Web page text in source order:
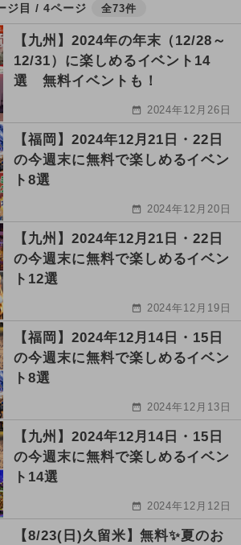
ジ目 / 4ページ 全73件
【九州】2024年の年末（12/28～
12/31）に楽しめるイベント14
選 無料イベントも！
2024年12月26日
【福岡】2024年12月21日・22日
の今週末に無料で楽しめるイベン
ト8選
2024年12月20日
【九州】2024年12月21日・22日
の今週末に無料で楽しめるイベン
ト12選
2024年12月19日
【福岡】2024年12月14日・15日
の今週末に無料で楽しめるイベン
ト8選
2024年12月13日
【九州】2024年12月14日・15日
の今週末に無料で楽しめるイベン
ト14選
2024年12月12日
【8/23(日)久留米】無料✨夏のお